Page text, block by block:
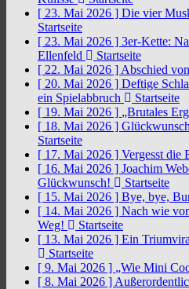
[ 23. Mai 2026 ] Die vier
Startseite
[ 23. Mai 2026 ] 3er-Kette:
Ellenfeld
Startseite
[ 22. Mai 2026 ] Abschied
[ 20. Mai 2026 ] Deftige
ein Spielabbruch
Startseite
[ 19. Mai 2026 ] „Brutales
[ 18. Mai 2026 ]
Startseite
[ 17. Mai 2026 ] Vergesst die
[ 16. Mai 2026 ] Joachim
Glückwunsch!
Startseite
[ 15. Mai 2026 ] Bye, bye,
[ 14. Mai 2026 ] Nach wie
Weg!
Startseite
[ 13. Mai 2026 ] Ein
Startseite
[ 9. Mai 2026 ] „Wie Mini
[ 8. Mai 2026 ]